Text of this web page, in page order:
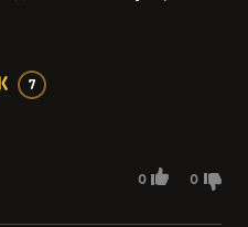
7
0 0